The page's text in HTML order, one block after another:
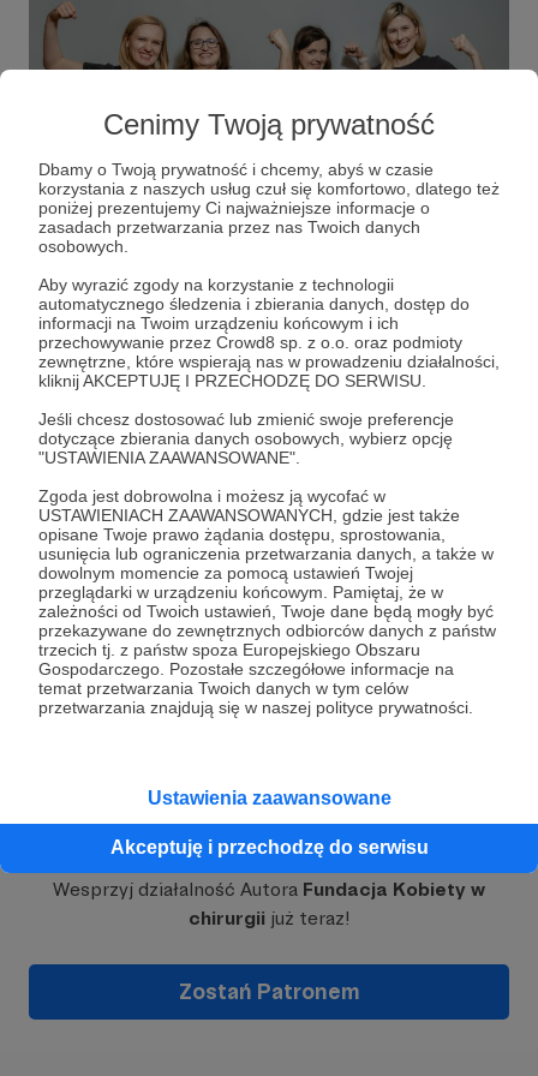
Cenimy Twoją prywatność
Dbamy o Twoją prywatność i chcemy, abyś w czasie
korzystania z naszych usług czuł się komfortowo, dlatego też
poniżej prezentujemy Ci najważniejsze informacje o
zasadach przetwarzania przez nas Twoich danych
osobowych.
Aby wyrazić zgody na korzystanie z technologii
automatycznego śledzenia i zbierania danych, dostęp do
informacji na Twoim urządzeniu końcowym i ich
przechowywanie przez Crowd8 sp. z o.o. oraz podmioty
zewnętrzne, które wspierają nas w prowadzeniu działalności,
kliknij AKCEPTUJĘ I PRZECHODZĘ DO SERWISU.
Jeśli chcesz dostosować lub zmienić swoje preferencje
dotyczące zbierania danych osobowych, wybierz opcję
"USTAWIENIA ZAAWANSOWANE".
Zgoda jest dobrowolna i możesz ją wycofać w
USTAWIENIACH ZAAWANSOWANYCH, gdzie jest także
opisane Twoje prawo żądania dostępu, sprostowania,
usunięcia lub ograniczenia przetwarzania danych, a także w
dowolnym momencie za pomocą ustawień Twojej
przeglądarki w urządzeniu końcowym. Pamiętaj, że w
zależności od Twoich ustawień, Twoje dane będą mogły być
przekazywane do zewnętrznych odbiorców danych z państw
trzecich tj. z państw spoza Europejskiego Obszaru
Gospodarczego. Pozostałe szczegółowe informacje na
temat przetwarzania Twoich danych w tym celów
przetwarzania znajdują się w naszej polityce prywatności.
Ustawienia zaawansowane
Akceptuję i przechodzę do serwisu
Fundacja Kobiety w Chirurgiima na celu
inspirowanie do rozwoju oraz zapewnianie
wszechstronnego wsparcia dla lekarek,
pielęgniarek i położnych pracujących w
specjalizacjach zabiegowych. Chcemy
zmian w polskiej medycynie. Zależy nam, by
chirurgię w Polsce prowadziły zgrane i
tworzących je osób była na równi doceniana i
szanowana.
DLACZEGO KOBIETY W CHIRURGII
POTRZEBUJĄ WSPARCIA?
Lekarki w zdominowanych przez mężczyzn
specjalizacjach zabiegowych (chirurgii, ortopedii,
ginekologii) często narażone są na dyskryminację
ze względu na płeć lub ze względu na
przypadkach nawet molestowania. W swojej
codziennej pracy muszą stawiać czoła wielu
problemom w tym i tak już trudnym zawodzie.
Praca instrumentariuszek (pielęgniarek i
położnych asystujących do zabiegów) jest często
dyskredytowana, podczas gdy są one równie
lekarki i lekarze. Aby odpowiednio zaopiekować się
naszymi pacjentami musimy tworzyć na bloku
operacyjnym zgrane zespoły, w których płeć czy
Rozwiń opis
Dołącz do grona Patronów!
Wesprzyj działalność Autora Fundacja Kobiety w
chirurgii już teraz!
Zostań Patronem